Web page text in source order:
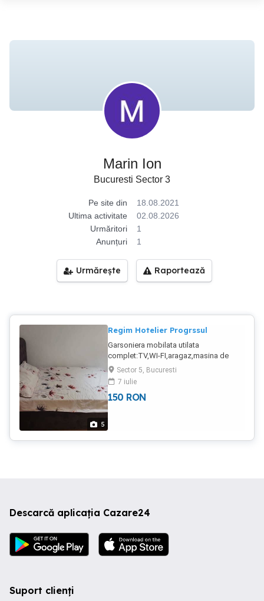
Marin Ion
Bucuresti Sector 3
Pe site din
18.08.2021
Ultima activitate
02.08.2026
Urmăritori
1
Anunțuri
1
Urmărește Raportează
5
Regim Hotelier Progrssul
Garsoniera mobilata utilata
complet:TV,WI-FI,aragaz,masina de
spalat Este situata vis-a-vis de piata
progresul 200 de lei pe zi 100 3 ore
Sector 5, Bucuresti
7 iulie
150 RON
Descarcă aplicația Cazare24
Suport clienți